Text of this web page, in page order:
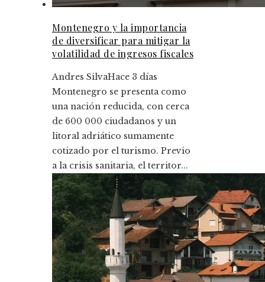
Montenegro y la importancia
de diversificar para mitigar la
volatilidad de ingresos fiscales
Andres SilvaHace 3 días
Montenegro se presenta como
una nación reducida, con cerca
de 600 000 ciudadanos y un
litoral adriático sumamente
cotizado por el turismo. Previo
a la crisis sanitaria, el territor...